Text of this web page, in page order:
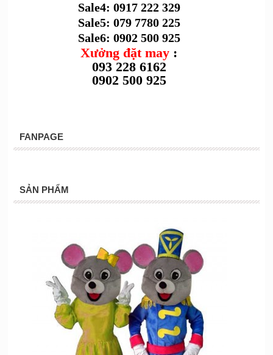
Sale4: 0917 222 329
Sale5: 079 7780 225
Sale6: 0902 500 925
Xưởng đặt may :
093 228 6162
0902 500 925
FANPAGE
SẢN PHẨM